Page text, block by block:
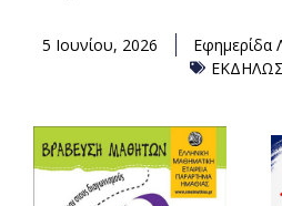
5 Ιουνίου, 2026 Εφημερίδα